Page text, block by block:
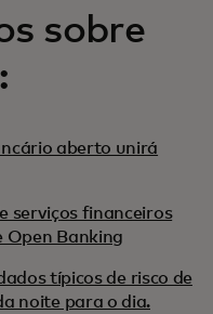
sobre
aberto unirá
serviços financeiros
Open Banking
típicos de risco de
noite para o dia.